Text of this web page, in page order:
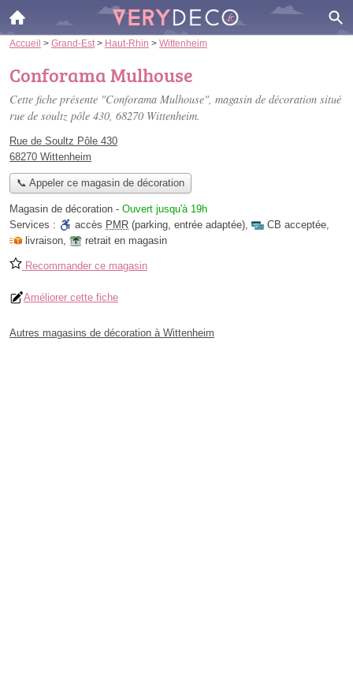
Accueil > Grand-Est > Haut-Rhin > Wittenheim
Conforama Mulhouse
Cette fiche présente "Conforama Mulhouse", magasin de décoration situé
rue de soultz pôle 430, 68270 Wittenheim.
Rue de Soultz Pôle 430
68270 Wittenheim
📞 Appeler ce magasin de décoration
Magasin de décoration - Ouvert jusqu'à 19h
Services :
accès PMR (parking, entrée adaptée), CB acceptée,
livraison, retrait en magasin
Recommander ce magasin
Améliorer cette fiche
Autres magasins de décoration à Wittenheim